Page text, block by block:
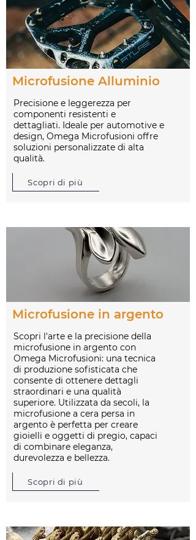
Microfusione Alluminio
Precisione e leggerezza per
componenti resistenti e
dettagliati. Ideale per automotive e
design, Omega Microfusioni offre
soluzioni personalizzate di alta
qualità.
Scopri di più
Microfusione in argento
Scopri l'arte e la precisione della
microfusione in argento con
Omega Microfusioni: una tecnica
di produzione sofisticata che
consente di ottenere dettagli
straordinari e una qualità
superiore. Utilizzata da secoli, la
microfusione a cera persa in
argento è perfetta per creare
gioielli e oggetti di pregio, capaci
di combinare eleganza,
durevolezza e bellezza.
Scopri di più